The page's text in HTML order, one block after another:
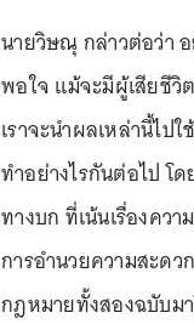
นายวิษณุ กล่าวต่อว่า
พอใจ แม้จะมีผู้เสียชีวิ
เราจะนำผลเหล่านี้ไป
ทำอย่างไรกันต่อไป โ
ทางบก ที่เน้นเรื่องคว
การอำนวยความสะด
กฎหมายทั้งสองฉบับม